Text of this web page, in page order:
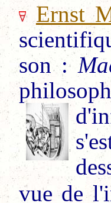
Ernst
son :
vue de